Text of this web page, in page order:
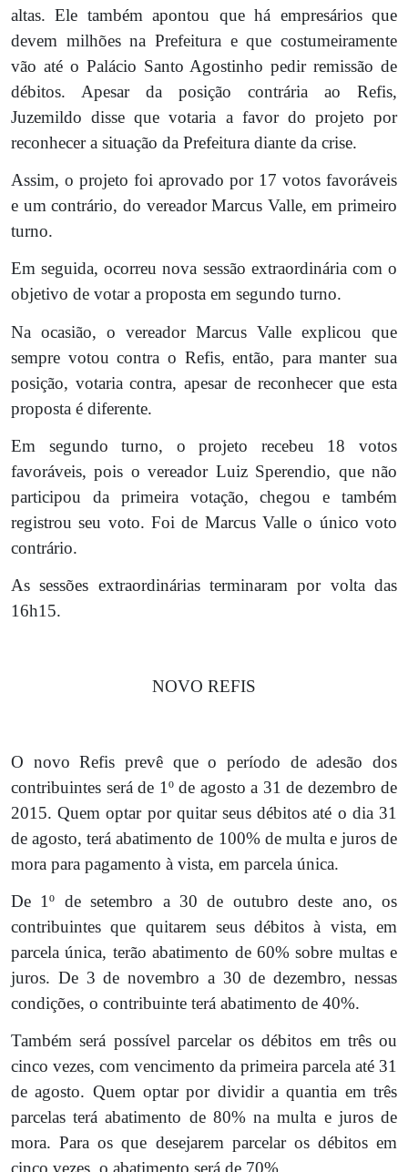
altas. Ele também apontou que há empresários que
devem milhões na Prefeitura e que costumeiramente
vão até o Palácio Santo Agostinho pedir remissão de
débitos. Apesar da posição contrária ao Refis,
Juzemildo disse que votaria a favor do projeto por
reconhecer a situação da Prefeitura diante da crise.
Assim, o projeto foi aprovado por 17 votos favoráveis
e um contrário, do vereador Marcus Valle, em primeiro
turno.
Em seguida, ocorreu nova sessão extraordinária com o
objetivo de votar a proposta em segundo turno.
Na ocasião, o vereador Marcus Valle explicou que
sempre votou contra o Refis, então, para manter sua
posição, votaria contra, apesar de reconhecer que esta
proposta é diferente.
Em segundo turno, o projeto recebeu 18 votos
favoráveis, pois o vereador Luiz Sperendio, que não
participou da primeira votação, chegou e também
registrou seu voto. Foi de Marcus Valle o único voto
contrário.
As sessões extraordinárias terminaram por volta das
16h15.
NOVO REFIS
O novo Refis prevê que o período de adesão dos
contribuintes será de 1º de agosto a 31 de dezembro de
2015. Quem optar por quitar seus débitos até o dia 31
de agosto, terá abatimento de 100% de multa e juros de
mora para pagamento à vista, em parcela única.
De 1º de setembro a 30 de outubro deste ano, os
contribuintes que quitarem seus débitos à vista, em
parcela única, terão abatimento de 60% sobre multas e
juros. De 3 de novembro a 30 de dezembro, nessas
condições, o contribuinte terá abatimento de 40%.
Também será possível parcelar os débitos em três ou
cinco vezes, com vencimento da primeira parcela até 31
de agosto. Quem optar por dividir a quantia em três
parcelas terá abatimento de 80% na multa e juros de
mora. Para os que desejarem parcelar os débitos em
cinco vezes, o abatimento será de 70%.